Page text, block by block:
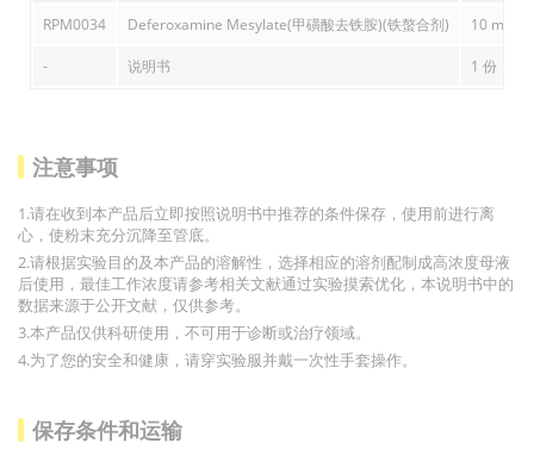
RPM0034 Deferoxamine Mesylate(甲磺酸去铁胺)(铁螯合剂) 10 mg
- 说明书 1 份
注意事项
1.请在收到本产品后立即按照说明书中推荐的条件保存，使用前进行离
心，使粉末充分沉降至管底。
2.请根据实验目的及本产品的溶解性，选择相应的溶剂配制成高浓度母液
后使用，最佳工作浓度请参考相关文献通过实验摸索优化，本说明书中的
数据来源于公开文献，仅供参考。
3.本产品仅供科研使用，不可用于诊断或治疗领域。
4.为了您的安全和健康，请穿实验服并戴一次性手套操作。
保存条件和运输